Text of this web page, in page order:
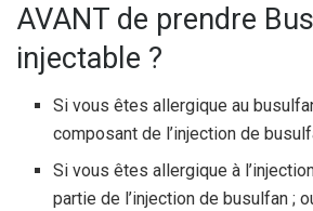
AVANT de prendre
injectable ?
Si vous êtes allergique au
composant de l’injection de
Si vous êtes allergique à
partie de l’injection de busulfan ;